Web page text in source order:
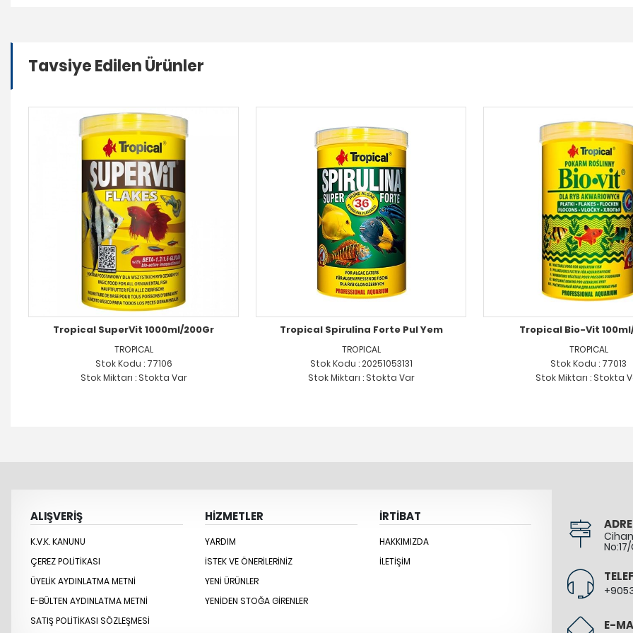
Tavsiye Edilen Ürünler
Tropical SuperVit 1000ml/200Gr
TROPICAL
Stok Kodu : 77106
Stok Miktarı : Stokta Var
Tropical Spirulina Forte Pul Yem
TROPICAL
Stok Kodu : 20251053131
Stok Miktarı : Stokta Var
Tropical Bio-Vit
TROPICAL
Stok Kodu : 77013
Stok Miktarı : Stokta
ALIŞVERİŞ
K.V.K. KANUNU
ÇEREZ POLITIKASI
ÜYELIK AYDINLATMA METNI
E-BÜLTEN AYDINLATMA METNI
SATIŞ POLITIKASI SÖZLEŞMESI
HİZMETLER
YARDIM
İSTEK VE ÖNERILERINIZ
YENİ ÜRÜNLER
YENİDEN STOĞA GİRENLER
İRTİBAT
HAKKIMIZDA
İLETIŞIM
E-